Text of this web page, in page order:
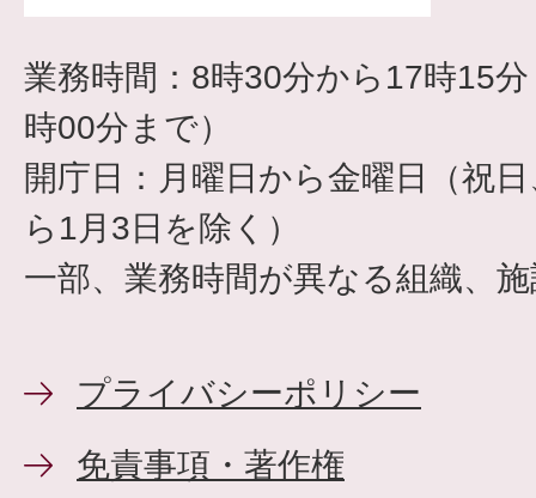
業務時間：8時30分から17時15
時00分まで）
開庁日：月曜日から金曜日（祝
ら1月3日を除く）
一部、業務時間が異なる組織、
プライバシーポリシー
免責事項・著作権